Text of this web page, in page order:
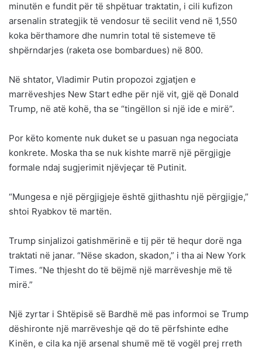
minutën e fundit për të shpëtuar traktatin, i cili kufizon
arsenalin strategjik të vendosur të secilit vend në 1,550
koka bërthamore dhe numrin total të sistemeve të
shpërndarjes (raketa ose bombardues) në 800.
Në shtator, Vladimir Putin propozoi zgjatjen e
marrëveshjes New Start edhe për një vit, gjë që Donald
Trump, në atë kohë, tha se “tingëllon si një ide e mirë”.
Por këto komente nuk duket se u pasuan nga negociata
konkrete. Moska tha se nuk kishte marrë një përgjigje
formale ndaj sugjerimit njëvjeçar të Putinit.
“Mungesa e një përgjigjeje është gjithashtu një përgjigje,”
shtoi Ryabkov të martën.
Trump sinjalizoi gatishmërinë e tij për të hequr dorë nga
traktati në janar. “Nëse skadon, skadon,” i tha ai New York
Times. “Ne thjesht do të bëjmë një marrëveshje më të
mirë.”
Një zyrtar i Shtëpisë së Bardhë më pas informoi se Trump
dëshironte një marrëveshje që do të përfshinte edhe
Kinën, e cila ka një arsenal shumë më të vogël prej rreth